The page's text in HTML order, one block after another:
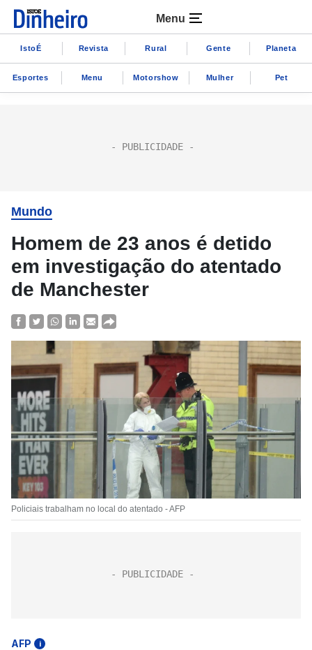
Menu
IstoÉ Revista Rural Gente Planeta
Esportes Menu Motorshow Mulher Pet
Mundo
Homem de 23 anos é detido
em investigação do atentado
de Manchester
Policiais trabalham no local do atentado - AFP
AFP i